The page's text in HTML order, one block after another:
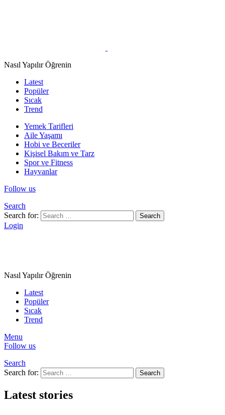
Nasıl Yapılır Öğrenin
Latest
Popüler
Sıcak
Trend
Yemek Tarifleri
Aile Yaşamı
Hobi ve Beceriler
Kişisel Bakım ve Tarz
Spor ve Fitness
Hayvanlar
Follow us
Search
Search for:
Search
Login
Nasıl Yapılır Öğrenin
Latest
Popüler
Sıcak
Trend
Menu
Follow us
Search
Search for:
Search
Latest stories